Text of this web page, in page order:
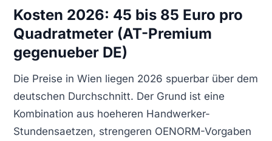
Kosten 2026: 45 bis 85 Euro pro
Quadratmeter (AT-Premium
gegenueber DE)
Die Preise in Wien liegen 2026 spuerbar über dem
deutschen Durchschnitt. Der Grund ist eine
Kombination aus hoeheren Handwerker-
Stundensaetzen, strengeren OENORM-Vorgaben